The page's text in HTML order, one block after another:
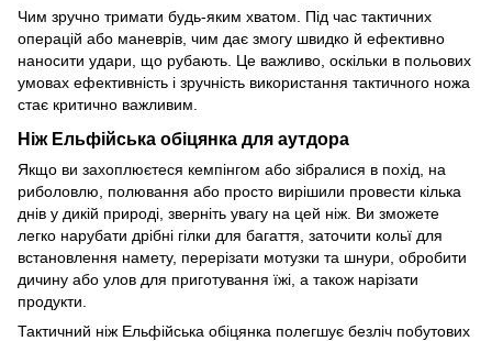
Чим зручно тримати будь-яким хватом. Під час тактичних
операцій або маневрів, чим дає змогу швидко й ефективно
наносити удари, що рубають. Це важливо, оскільки в польових
умовах ефективність і зручність використання тактичного ножа
стає критично важливим.
Ніж Ельфійська обіцянка для аутдора
Якщо ви захоплюєтеся кемпінгом або зібралися в похід, на
риболовлю, полювання або просто вирішили провести кілька
днів у дикій природі, зверніть увагу на цей ніж. Ви зможете
легко нарубати дрібні гілки для багаття, заточити кольї для
встановлення намету, перерізати мотузки та шнури, обробити
дичину або улов для приготування їжі, а також нарізати
продукти.
Тактичний ніж Ельфійська обіцянка полегшує безліч побутових